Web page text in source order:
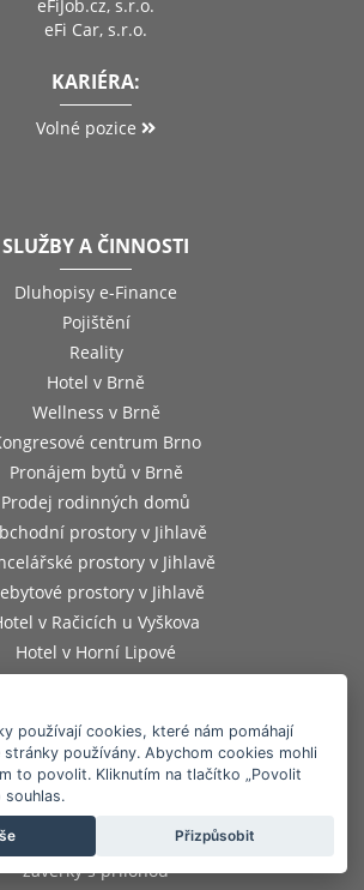
eFiJob.cz, s.r.o.
eFi Car, s.r.o.
KARIÉRA:
Volné pozice
SLUŽBY A ČINNOSTI
Dluhopisy e-Finance
Pojištění
Reality
Hotel v Brně
Wellness v Brně
centrum Brno
Pronájem bytů v Brně
Prodej rodinných domů
prostory v Jihlavě
prostory v Jihlavě
prostory v Jihlavě
v Račicích u Vyškova
Hotel v Horní Lipové
– rozvoz jídla Brno
EFI Pivovar v Brně
VÝROČNÍ ZPRÁVA
e-Finance včetně konsolidované účetní
závěrky s přílohou
používají cookies, které nám pomáhají
používány. Abychom cookies mohli
to povolit. Kliknutím na tlačítko „Povolit
souhlas.
Přizpůsobit